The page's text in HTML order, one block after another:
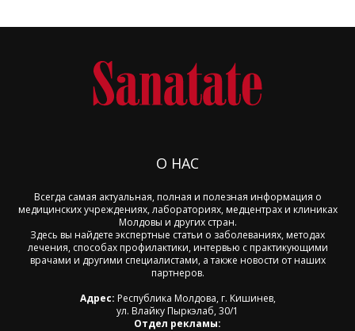
О НАС
Всегда самая актуальная, полная и полезная информация о
медицинских учреждениях, лабораториях, медцентрах и клиниках
Молдовы и других стран.
Здесь вы найдете экспертные статьи о заболеваниях, методах
лечения, способах профилактики, интервью с практикующими
врачами и другими специалистами, а также новости от наших
партнеров.
Адрес: Республика Молдова, г. Кишинев,
ул. Влайку Пыркэлаб, 30/1
Отдел рекламы: